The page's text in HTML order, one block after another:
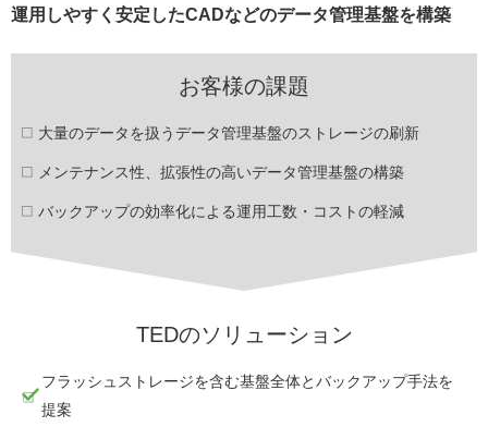
運用しやすく安定したCADなどのデータ管理基盤を構築
お客様の課題
大量のデータを扱うデータ管理基盤のストレージの刷新
メンテナンス性、拡張性の高いデータ管理基盤の構築
バックアップの効率化による運用工数・コストの軽減
TEDのソリューション
フラッシュストレージを含む基盤全体とバックアップ手法を
提案